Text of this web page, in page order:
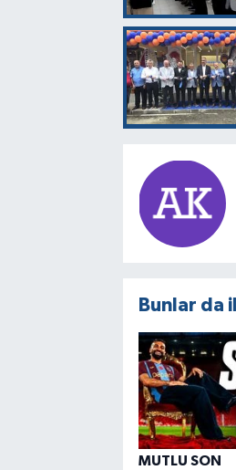
Bunlar da
MUTLU SON